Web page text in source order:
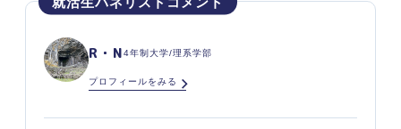
R・N4年制大学/理系学部
プロフィールをみる